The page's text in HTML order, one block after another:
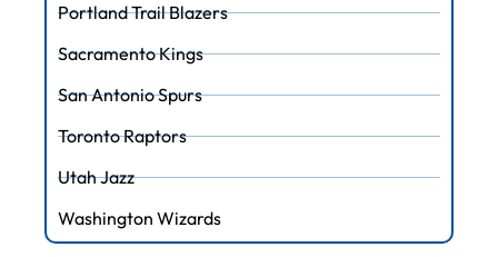
Portland Trail Blazers
Sacramento Kings
San Antonio Spurs
Toronto Raptors
Utah Jazz
Washington Wizards